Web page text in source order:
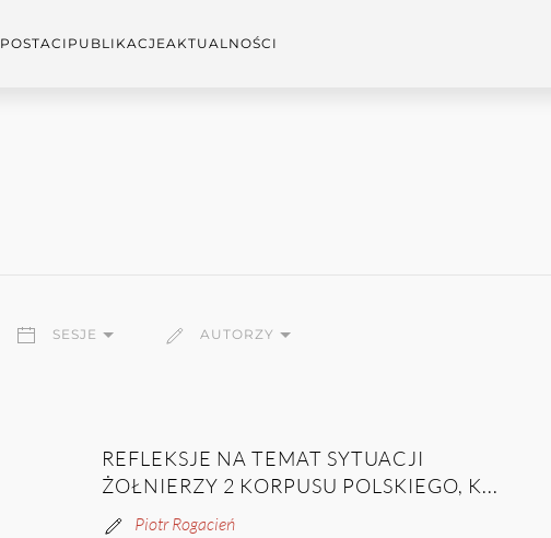
POSTACI PUBLIKACJEAKTUALNOŚCI
SESJE AUTORZY
REFLEKSJE NA TEMAT SYTUACJI
ŻOŁNIERZY 2 KORPUSU POLSKIEGO, K...
Piotr Rogacień